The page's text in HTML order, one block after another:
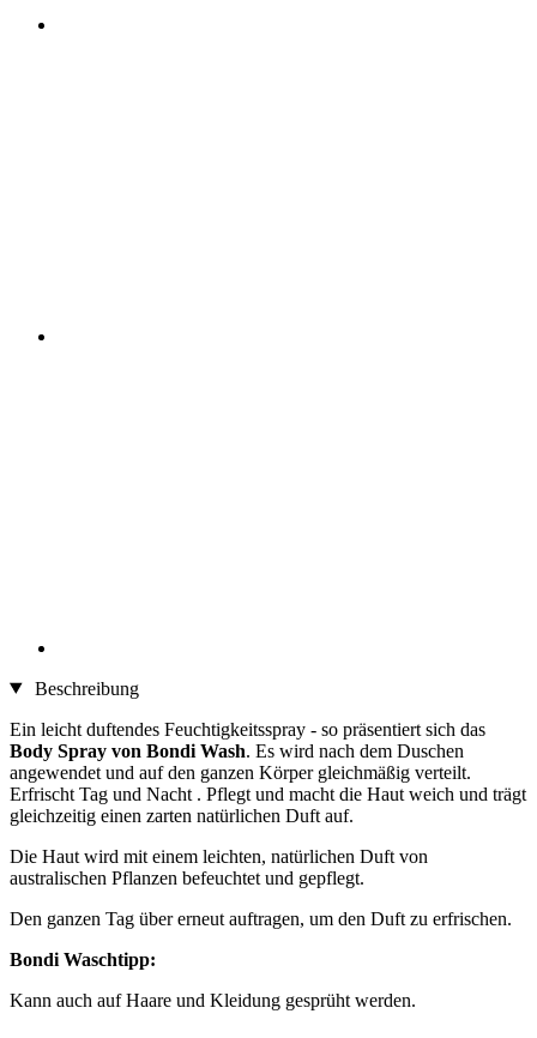
Beschreibung
Ein leicht duftendes Feuchtigkeitsspray - so präsentiert sich das
Body Spray von Bondi Wash. Es wird nach dem Duschen
angewendet und auf den ganzen Körper gleichmäßig verteilt.
Erfrischt Tag und Nacht . Pflegt und macht die Haut weich und trägt
gleichzeitig einen zarten natürlichen Duft auf.
Die Haut wird mit einem leichten, natürlichen Duft von
australischen Pflanzen befeuchtet und gepflegt.
Den ganzen Tag über erneut auftragen, um den Duft zu erfrischen.
Bondi Waschtipp:
Kann auch auf Haare und Kleidung gesprüht werden.